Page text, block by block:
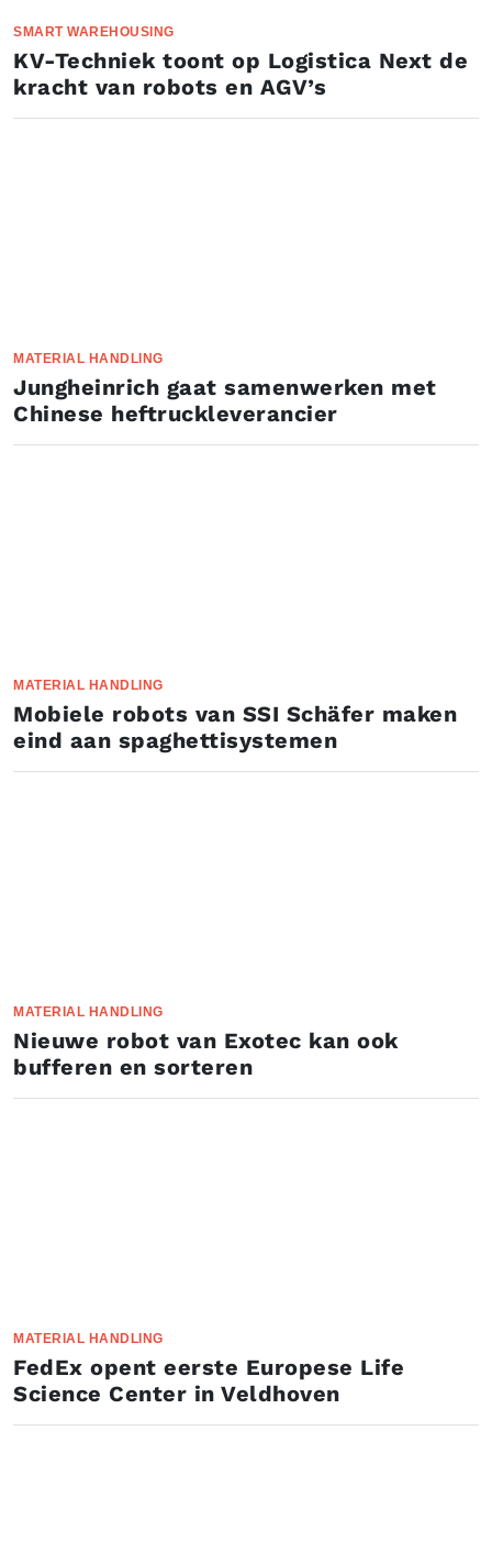
SMART WAREHOUSING
KV-Techniek toont op Logistica Next de
kracht van robots en AGV’s
MATERIAL HANDLING
Jungheinrich gaat samenwerken met
Chinese heftruckleverancier
MATERIAL HANDLING
Mobiele robots van SSI Schäfer maken
eind aan spaghettisystemen
MATERIAL HANDLING
Nieuwe robot van Exotec kan ook
bufferen en sorteren
MATERIAL HANDLING
FedEx opent eerste Europese Life
Science Center in Veldhoven